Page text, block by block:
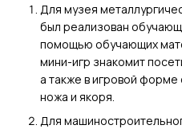
Для музея
был реализован
помощью обучающих
мини-игр знакомит
а также в игровой форме
ножа и якоря.
Для